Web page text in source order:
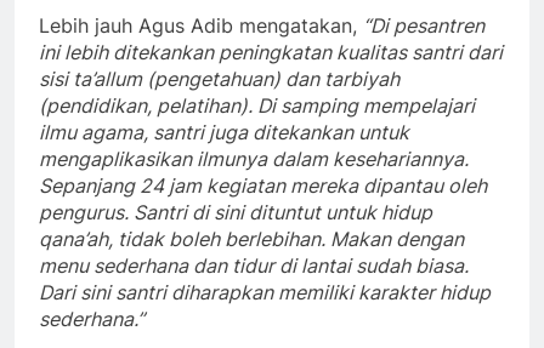
Lebih jauh Agus Adib mengatakan, “Di pesantren
ini lebih ditekankan peningkatan kualitas santri dari
sisi ta’allum (pengetahuan) dan tarbiyah
(pendidikan, pelatihan). Di samping mempelajari
ilmu agama, santri juga ditekankan untuk
mengaplikasikan ilmunya dalam kesehariannya.
Sepanjang 24 jam kegiatan mereka dipantau oleh
pengurus. Santri di sini dituntut untuk hidup
qana’ah, tidak boleh berlebihan. Makan dengan
menu sederhana dan tidur di lantai sudah biasa.
Dari sini santri diharapkan memiliki karakter hidup
sederhana.”